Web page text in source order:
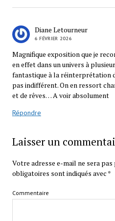
Diane Letourneur
6 FÉVRIER 2026
Magnifique exposition que je
en effet dans un univers à
fantastique à la réinterprétation
pas indifférent. On en ressort
et de rêves… A voir absolument
Répondre
Laisser un
Votre adresse e-mail ne sera pas
obligatoires sont indiqués avec *
Commentaire